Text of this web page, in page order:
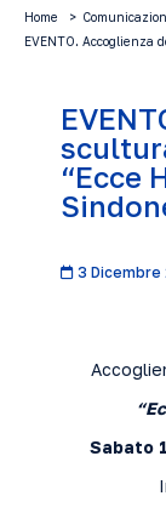
Home
EVENTO. Accoglienza
“Ecce
3 Dicembre
Sabato